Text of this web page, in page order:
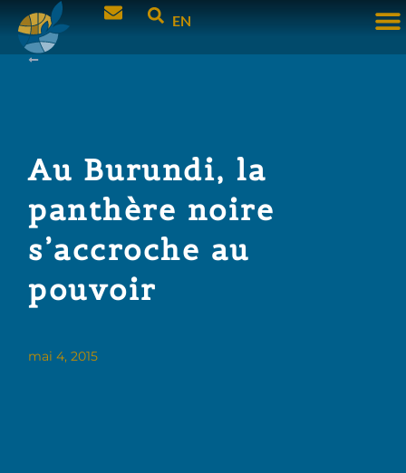
EN
Au Burundi, la
panthère noire
s’accroche au
pouvoir
mai 4, 2015